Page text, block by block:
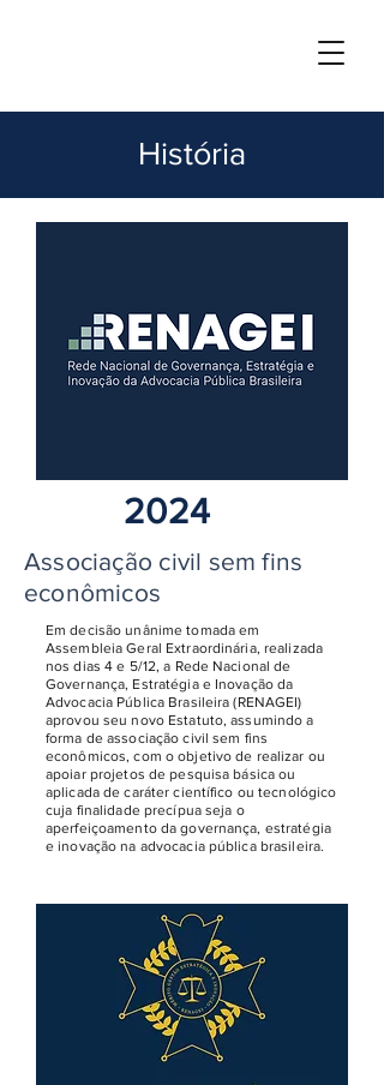
História
2024
Associação civil sem fins
econômicos
Em decisão unânime tomada em
Assembleia Geral Extraordinária, realizada
nos dias 4 e 5/12, a Rede Nacional de
Governança, Estratégia e Inovação da
Advocacia Pública Brasileira (RENAGEI)
aprovou seu novo Estatuto, assumindo a
forma de associação civil sem fins
econômicos, com o objetivo de realizar ou
apoiar projetos de pesquisa básica ou
aplicada de caráter científico ou tecnológico
cuja finalidade precípua seja o
aperfeiçoamento da governança, estratégia
e inovação na advocacia pública brasileira.